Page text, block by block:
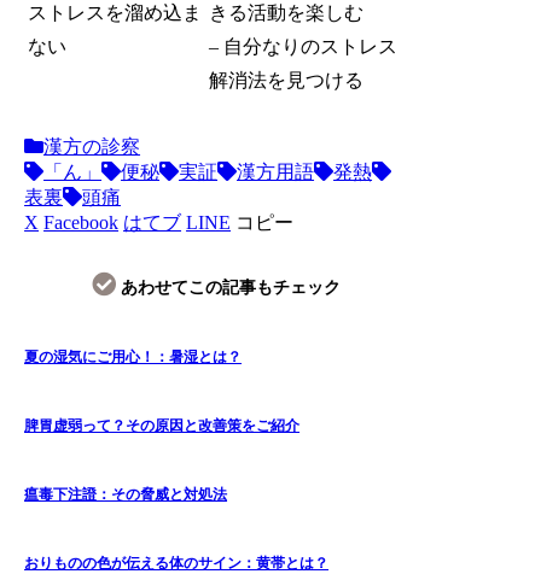
ストレスを溜め込ま
ない
きる活動を楽しむ
– 自分なりのストレス
解消法を見つける
漢方の診察
「ん」
便秘 実証 漢方用語
発熱
表裏
頭痛
X Facebook はてブ LINE コピー
あわせてこの記事もチェック
夏の湿気にご用心！：暑湿とは？
脾胃虚弱って？その原因と改善策をご紹介
瘟毒下注證：その脅威と対処法
おりものの色が伝える体のサイン：黄帯とは？